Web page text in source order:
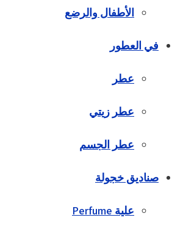
الأطفال والرضع
في العطور
عطر
عطر زيتي
عطر الجسم
صناديق خجولة
علية Perfume